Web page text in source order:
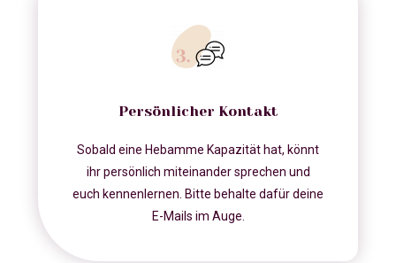
Persönlicher Kontakt
Sobald eine Hebamme Kapazität hat, könnt
ihr persönlich miteinander sprechen und
euch kennenlernen. Bitte behalte dafür deine
E-Mails im Auge.